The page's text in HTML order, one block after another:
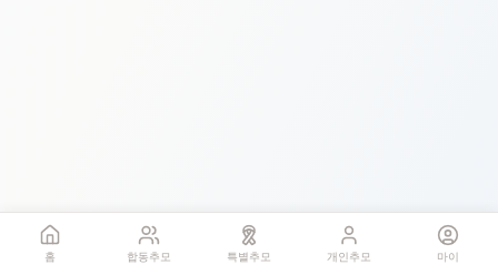
홈 합동추모 특별추모 개인추모 마이